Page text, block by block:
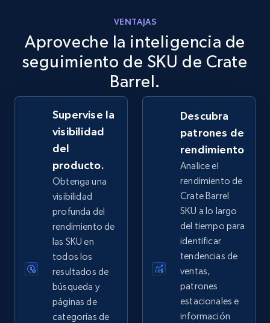
2.5K+ 359+ Comenzar ahora
eBay - Collect records by category
URL, Product id, Title, Seller name, Seller rating,
Seller reviews, Breadcrumbs, Root category, and
more.
2.5K+ Comenzar ahora
Google Shopping
URL, Product id, Title, Product description,
Rating, Reviews count, Images, Variations, and
more.
2.4K+ 200+ Comenzar ahora
VENTAJAS
Aproveche la inteligencia de
seguimiento de SKU de Crate
Barrel.
Supervise la
visibilidad
del
producto.
Obtenga una
visibilidad
profunda del
rendimiento de
las SKU en
todos los
resultados de
búsqueda y
páginas de
categorías de
Descubra
patrones de
rendimiento
Analice el
rendimiento de
Crate Barrel
SKU a lo largo
del tiempo para
identificar
tendencias de
ventas,
patrones
estacionales e
información